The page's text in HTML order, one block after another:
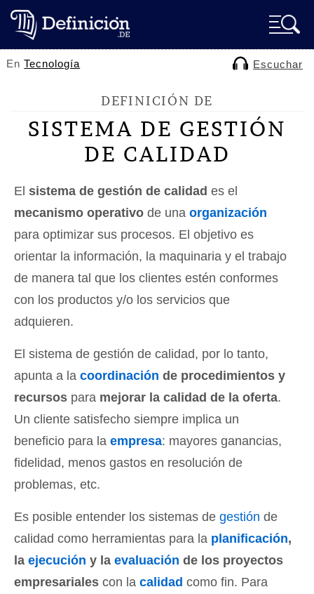
EnTecnología Escuchar
DEFINICIÓN DE
SISTEMA DE GESTIÓN
DE CALIDAD
El sistema de gestión de calidad es el
mecanismo operativo de una organización
para optimizar sus procesos. El objetivo es
orientar la información, la maquinaria y el trabajo
de manera tal que los clientes estén conformes
con los productos y/o los servicios que
adquieren.
El sistema de gestión de calidad, por lo tanto,
apunta a la coordinación de procedimientos y
recursos para mejorar la calidad de la oferta.
Un cliente satisfecho siempre implica un
beneficio para la empresa: mayores ganancias,
fidelidad, menos gastos en resolución de
problemas, etc.
Es posible entender los sistemas de gestión de
calidad como herramientas para la planificación,
la ejecución y la evaluación de los proyectos
empresariales con la calidad como fin. Para